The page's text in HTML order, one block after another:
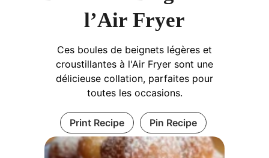
l’Air Fryer
Ces boules de beignets légères et
croustillantes à l'Air Fryer sont une
délicieuse collation, parfaites pour
toutes les occasions.
Print Recipe Pin Recipe